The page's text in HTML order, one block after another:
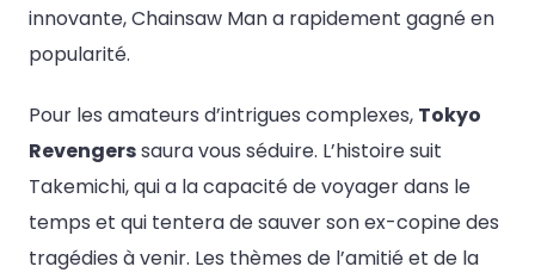
innovante, Chainsaw Man a rapidement gagné en
popularité.
Pour les amateurs d’intrigues complexes, Tokyo
Revengerssaura vous séduire. L’histoire suit
Takemichi, qui a la capacité de voyager dans le
temps et qui tentera de sauver son ex-copine des
tragédies à venir. Les thèmes de l’amitié et de la